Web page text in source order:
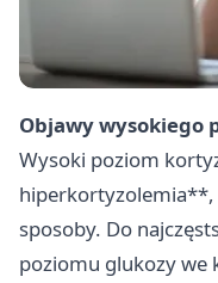
Objawy wysokiego
Wysoki poziom
hiperkortyzolemia**,
sposoby. Do
poziomu glukozy we